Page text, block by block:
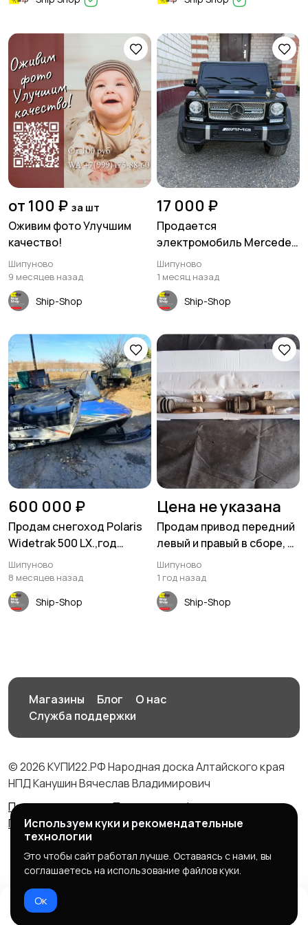
от 100 ₽ за шт
Оживим фото Улучшим
качество!
Шипуново
9 месяцев назад
Ship-Shop
17 000 ₽
Продается
электромобиль Mercedes
G65
Шипуново
1 месяц назад
Ship-Shop
600 000 ₽
Продам снегоход Polaris
Widetrak 500 LX.,год
выпуска 2006. в Шипуново
Шипуново
8 месяцев назад
Ship-Shop
Цена не указана
Продам привод передний
левый и правый в сборе, б/
у в хорошем состоянии
Шипуново
1 год назад
Ship-Shop
Магазины Блог
О нас
Служба поддержки
© 2026 КУПИ22.РФ Народная доска Алтайского края
НПД Канушин Вячеслав Владимирович
Правила сервиса
Политика конфиденциальности
Политика использования cookie
Используем куки и рекомендательные
технологии
Это чтобы сайт работал лучше. Оставаясь с нами, вы
соглашаетесь на использование файлов куки.
Ок